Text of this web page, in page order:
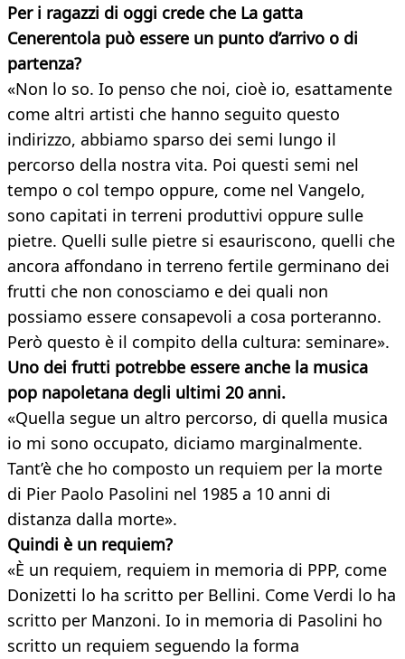
Per i ragazzi di oggi crede che La gatta
Cenerentola può essere un punto d’arrivo o di
partenza?
«Non lo so. Io penso che noi, cioè io, esattamente
come altri artisti che hanno seguito questo
indirizzo, abbiamo sparso dei semi lungo il
percorso della nostra vita. Poi questi semi nel
tempo o col tempo oppure, come nel Vangelo,
sono capitati in terreni produttivi oppure sulle
pietre. Quelli sulle pietre si esauriscono, quelli che
ancora affondano in terreno fertile germinano dei
frutti che non conosciamo e dei quali non
possiamo essere consapevoli a cosa porteranno.
Però questo è il compito della cultura: seminare».
Uno dei frutti potrebbe essere anche la musica
pop napoletana degli ultimi 20 anni.
«Quella segue un altro percorso, di quella musica
io mi sono occupato, diciamo marginalmente.
Tant’è che ho composto un requiem per la morte
di Pier Paolo Pasolini nel 1985 a 10 anni di
distanza dalla morte».
Quindi è un requiem?
«È un requiem, requiem in memoria di PPP, come
Donizetti lo ha scritto per Bellini. Come Verdi lo ha
scritto per Manzoni. Io in memoria di Pasolini ho
scritto un requiem seguendo la forma